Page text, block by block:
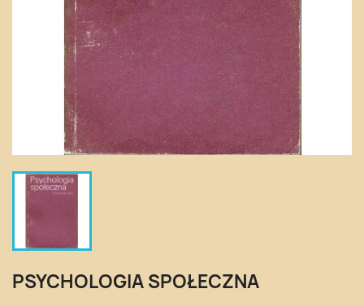
PSYCHOLOGIA SPOŁECZNA